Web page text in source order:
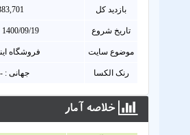
بازدید کل
تاریخ شروع 1400/09/19 01:31
موضوع سایت فروشگاه
رنک الکسا جهانی :
خلاصه آمار